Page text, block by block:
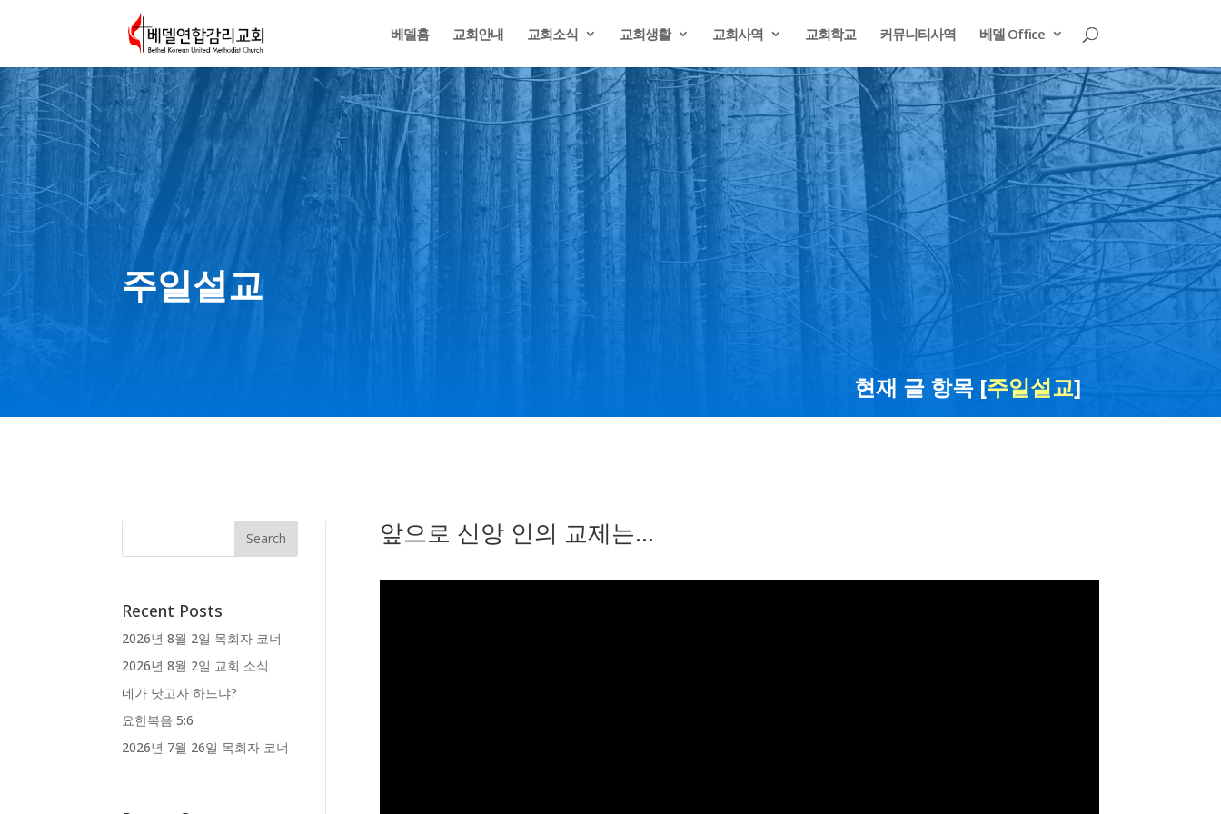
베델홈 교회안내 교회소식 교회생활 교회사역 교회학교 커뮤니티사역 베델 Office
주일설교
현재 글 항목 [주일설교]
Recent Posts
2026년 8월 2일 목회자 코너
2026년 8월 2일 교회 소식
네가 낫고자 하느냐?
요한복음 5:6
2026년 7월 26일 목회자 코너
앞으로 신앙 인의 교제는…